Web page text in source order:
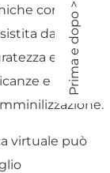
come la
da
e
e
virtuale può
Prima e dopo >